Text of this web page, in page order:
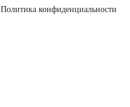
Политика конфиденциальности